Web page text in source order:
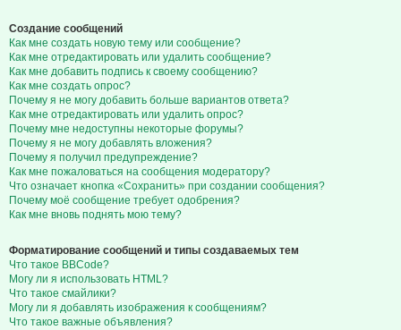
Создание сообщений
Как мне создать новую тему или сообщение?
Как мне отредактировать или удалить сообщение?
Как мне добавить подпись к своему сообщению?
Как мне создать опрос?
Почему я не могу добавить больше вариантов ответа?
Как мне отредактировать или удалить опрос?
Почему мне недоступны некоторые форумы?
Почему я не могу добавлять вложения?
Почему я получил предупреждение?
Как мне пожаловаться на сообщения модератору?
Что означает кнопка «Сохранить» при создании сообщения?
Почему моё сообщение требует одобрения?
Как мне вновь поднять мою тему?
Форматирование сообщений и типы создаваемых тем
Что такое BBCode?
Могу ли я использовать HTML?
Что такое смайлики?
Могу ли я добавлять изображения к сообщениям?
Что такое важные объявления?